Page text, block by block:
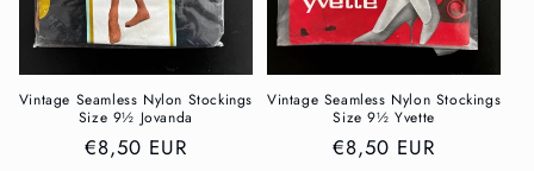
Vintage Seamless Nylon Stockings
Size 9½ Jovanda
Normaler
€8,50 EUR
Vintage Seamless Nylon Stockings
Size 9½ Yvette
Normaler
€8,50 EUR